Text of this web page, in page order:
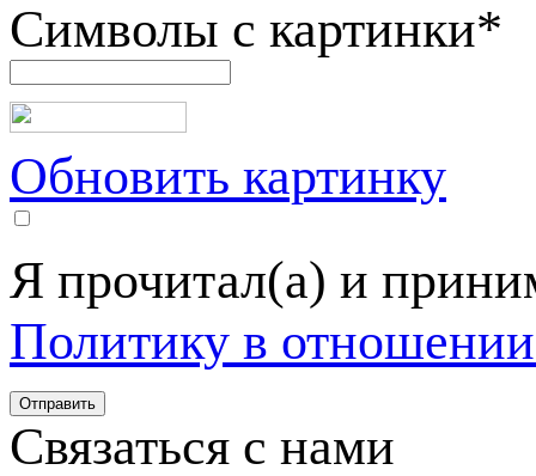
Символы с картинки*
Обновить картинку
Я прочитал(а) и
Политику в
Связаться с нами